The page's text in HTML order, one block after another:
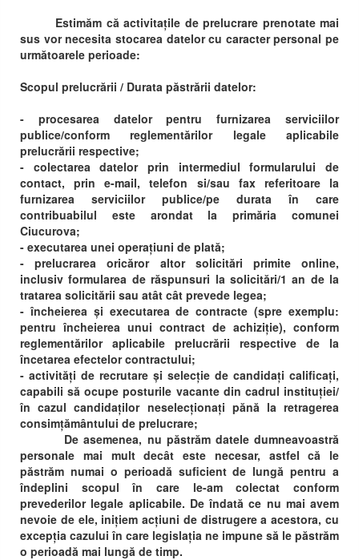
Estimăm că activitațile de prelucrare prenotate mai
sus vor necesita stocarea datelor cu caracter personal pe
următoarele perioade:
Scopul prelucrării / Durata păstrării datelor:
- procesarea datelor pentru furnizarea serviciilor
publice/conform reglementărilor legale aplicabile
prelucrării respective;
- colectarea datelor prin intermediul formularului de
contact, prin e-mail, telefon si/sau fax referitoare la
furnizarea serviciilor publice/pe durata în care
contribuabilul este arondat la primăria comunei
Ciucurova;
- executarea unei operațiuni de plată;
- prelucrarea oricăror altor solicitări primite online,
inclusiv formularea de răspunsuri la solicitări/1 an de la
tratarea solicitării sau atât cât prevede legea;
- încheierea și executarea de contracte (spre exemplu:
pentru încheierea unui contract de achiziție), conform
reglementărilor aplicabile prelucrării respective de la
încetarea efectelor contractului;
- activități de recrutare și selecție de candidați calificați,
capabili să ocupe posturile vacante din cadrul instituției/
în cazul candidaților neselecționați pănă la retragerea
consimțământului de prelucrare;
De asemenea, nu păstrăm datele dumneavoastră
personale mai mult decât este necesar, astfel că le
păstrăm numai o perioadă suficient de lungă pentru a
îndeplini scopul în care le-am colectat conform
prevederilor legale aplicabile. De îndată ce nu mai avem
nevoie de ele, inițiem acțiuni de distrugere a acestora, cu
excepția cazului în care legislația ne impune să le păstrăm
o perioadă mai lungă de timp.